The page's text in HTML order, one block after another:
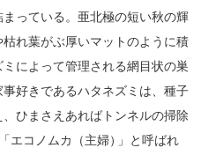
っている。亜北極の短い秋の輝
れ葉がぶ厚いマットのように積
によって管理される網目状の巣
好きであるハタネズミは、種子
ひまさえあればトンネルの掃除
「エコノムカ（主婦） 」と呼ばれ